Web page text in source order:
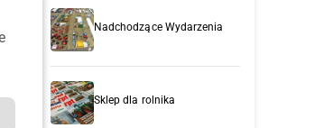
Nadchodzące Wydarzenia
Sklep dla rolnika